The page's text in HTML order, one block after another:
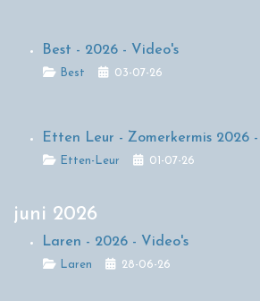
Best - 2026 - Video's
Details
Best 03-07-26
Etten Leur - Zomerkermis 2026
DetailsEtten-Leur 01-07-26
juni 2026
Laren - 2026 - Video's
Details
Laren 28-06-26